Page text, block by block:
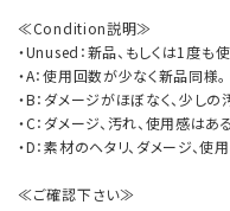
≪Condition説明≫
・Unused：新品、もしくは1度も
・A：使用回数が少なく新品同様。
・B：ダメージがほぼなく、少し
・C：ダメージ、汚れ、使用感は
・D：素材のヘタリ、ダメージ、
≪ご確認下さい≫